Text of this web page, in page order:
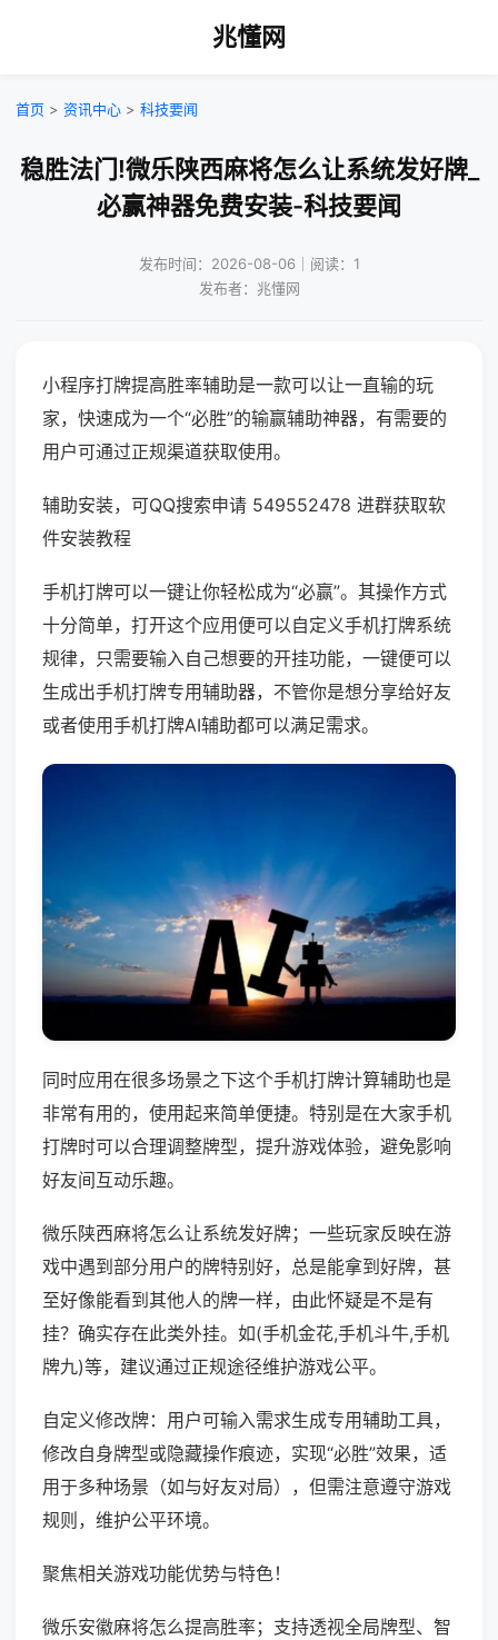
兆懂网
首页 > 资讯中心 > 科技要闻
稳胜法门!微乐陕西麻将怎么让系统发好牌_
必赢神器免费安装-科技要闻
发布时间：2026-08-06｜阅读：1
发布者：兆懂网
小程序打牌提高胜率辅助是一款可以让一直输的玩
家，快速成为一个“必胜”的输赢辅助神器，有需要的
用户可通过正规渠道获取使用。
辅助安装，可QQ搜索申请 549552478 进群获取软
件安装教程
手机打牌可以一键让你轻松成为“必赢”。其操作方式
十分简单，打开这个应用便可以自定义手机打牌系统
规律，只需要输入自己想要的开挂功能，一键便可以
生成出手机打牌专用辅助器，不管你是想分享给好友
或者使用手机打牌AI辅助都可以满足需求。
同时应用在很多场景之下这个手机打牌计算辅助也是
非常有用的，使用起来简单便捷。特别是在大家手机
打牌时可以合理调整牌型，提升游戏体验，避免影响
好友间互动乐趣。
微乐陕西麻将怎么让系统发好牌；一些玩家反映在游
戏中遇到部分用户的牌特别好，总是能拿到好牌，甚
至好像能看到其他人的牌一样，由此怀疑是不是有
挂？确实存在此类外挂。如(手机金花,手机斗牛,手机
牌九)等，建议通过正规途径维护游戏公平。
自定义修改牌：用户可输入需求生成专用辅助工具，
修改自身牌型或隐藏操作痕迹，实现“必胜”效果，适
用于多种场景（如与好友对局），但需注意遵守游戏
规则，维护公平环境。
聚焦相关游戏功能优势与特色！
微乐安徽麻将怎么提高胜率；支持透视全局牌型、智